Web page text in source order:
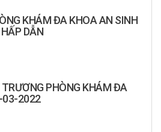
KHÁM ĐA KHOA AN SINH
DẪN
PHÒNG KHÁM ĐA
03-2022